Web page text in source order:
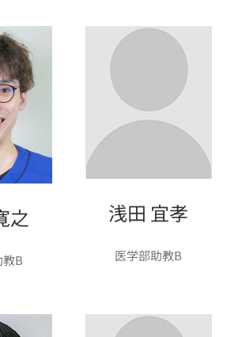
之
B
浅田 宜孝
医学部助教B